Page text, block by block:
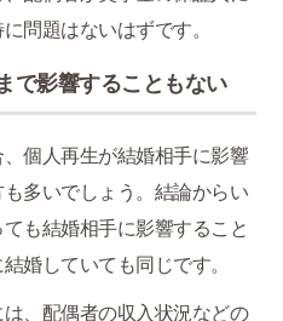
問題はないはずです。
で影響することもない
個人再生が結婚相手に影響
多いでしょう。結論からい
も結婚相手に影響すること
婚していても同じです。
、配偶者の収入状況などの